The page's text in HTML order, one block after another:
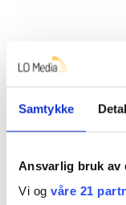
Samtykke
Ansvarlig bruk av
Vi og våre 21